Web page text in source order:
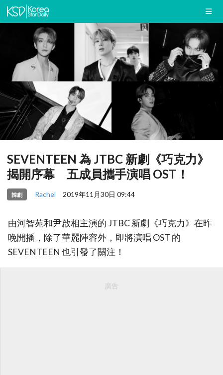
SEVENTEEN 為 JTBC 新劇《巧克力》
揭開序幕 五成員攜手演唱 OST！
韓劇 Rachel 2019年11月30日 09:44
由河智苑和尹啟相主演的 JTBC 新劇《巧克力》在昨
晚開播，除了華麗陣容外，即將演唱 OST 的
SEVENTEEN 也引發了關注！
廣告